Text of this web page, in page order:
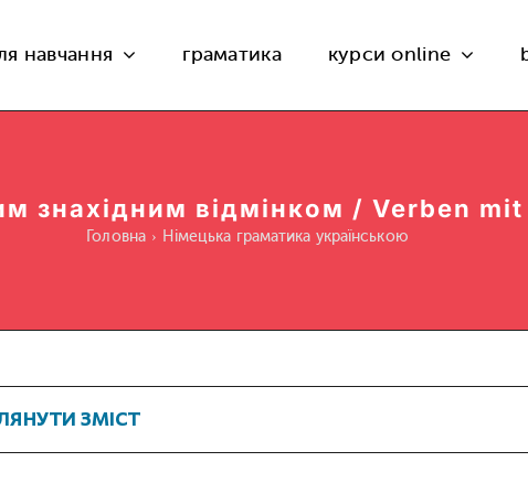
навчання граматика курси online
знахідним відмінком / Verben
Головна Німецька граматика українською
ЗМІСТ